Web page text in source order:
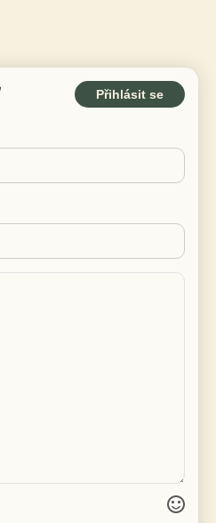
Přihlásit se